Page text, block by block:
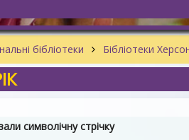
бібліотеки Бібліотеки
символічну стрічку